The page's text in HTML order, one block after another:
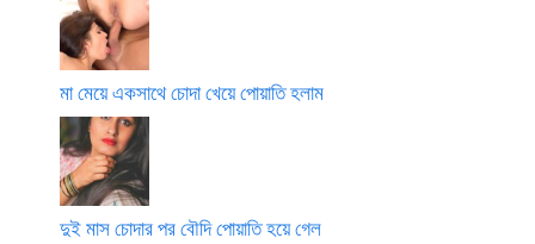
মা মেয়ে একসাথে চোদা খেয়ে পোয়াতি হলাম
দুই মাস চোদার পর বৌদি পোয়াতি হয়ে গেল